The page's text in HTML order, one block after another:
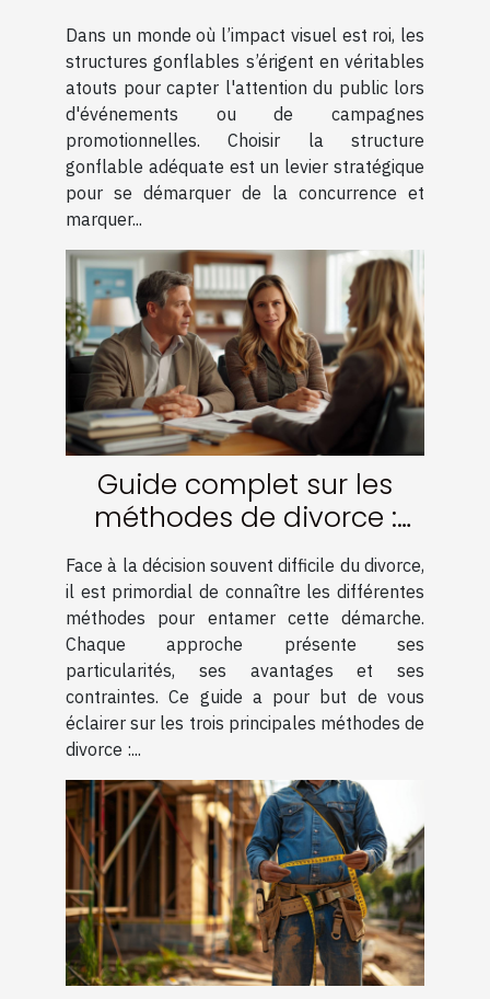
gonflable pour maximiser
votre visibilité
Dans un monde où l’impact visuel est roi, les
structures gonflables s’érigent en véritables
atouts pour capter l'attention du public lors
d'événements ou de campagnes
promotionnelles. Choisir la structure
gonflable adéquate est un levier stratégique
pour se démarquer de la concurrence et
marquer...
Guide complet sur les
méthodes de divorce :
amiable, médiation et
contentieux
Face à la décision souvent difficile du divorce,
il est primordial de connaître les différentes
méthodes pour entamer cette démarche.
Chaque approche présente ses
particularités, ses avantages et ses
contraintes. Ce guide a pour but de vous
éclairer sur les trois principales méthodes de
divorce :...